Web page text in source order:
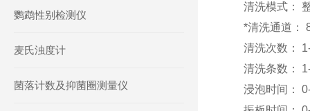
清洗模式：
*清洗通道：
清洗次数：
清洗条数：
浸泡时间：
鹦鹉性别检测仪
麦氏浊度计
菌落计数及抑菌圈测量仪